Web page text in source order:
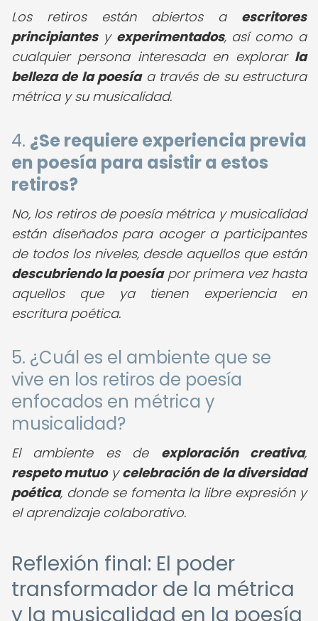
Los retiros están abiertos a escritores
principiantesy experimentados, así como a
cualquier persona interesada en explorar la
belleza de la poesíaa través de su estructura
métrica y su musicalidad.
4. ¿Se requiere experiencia previa
en poesía para asistir a estos
retiros?
No, los retiros de poesía métrica y musicalidad
están diseñados para acoger a participantes
de todos los niveles, desde aquellos que están
descubriendo la poesíapor primera vez hasta
aquellos que ya tienen experiencia en
escritura poética.
5. ¿Cuál es el ambiente que se
vive en los retiros de poesía
enfocados en métrica y
musicalidad?
El ambiente es de exploración creativa,
respeto mutuoycelebración de la diversidad
poética, donde se fomenta la libre expresión y
el aprendizaje colaborativo.
Reflexión final: El poder
transformador de la métrica
y la musicalidad en la poesía